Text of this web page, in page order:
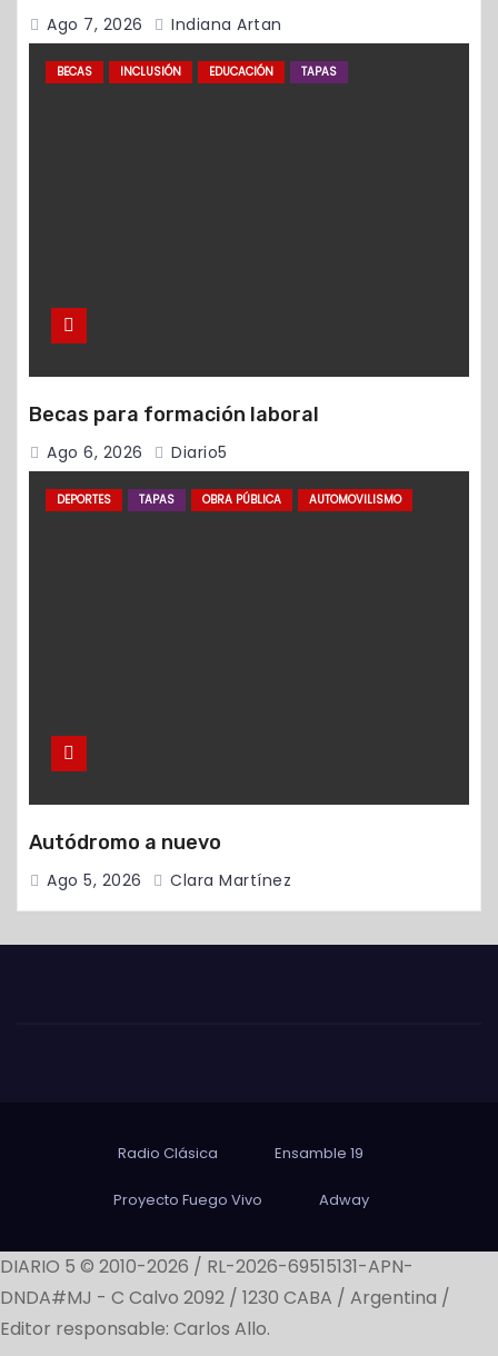
Ago 7, 2026 Indiana Artan
BECAS INCLUSIÓN EDUCACIÓN TAPAS
Becas para formación laboral
Ago 6, 2026 Diario5
DEPORTES TAPAS OBRA PÚBLICA AUTOMOVILISMO
Autódromo a nuevo
Ago 5, 2026 Clara Martínez
Radio Clásica Ensamble 19
Proyecto Fuego Vivo Adway
DIARIO 5 © 2010-2026 / RL-2026-69515131-APN-
DNDA#MJ - C Calvo 2092 / 1230 CABA / Argentina /
Editor responsable: Carlos Allo.